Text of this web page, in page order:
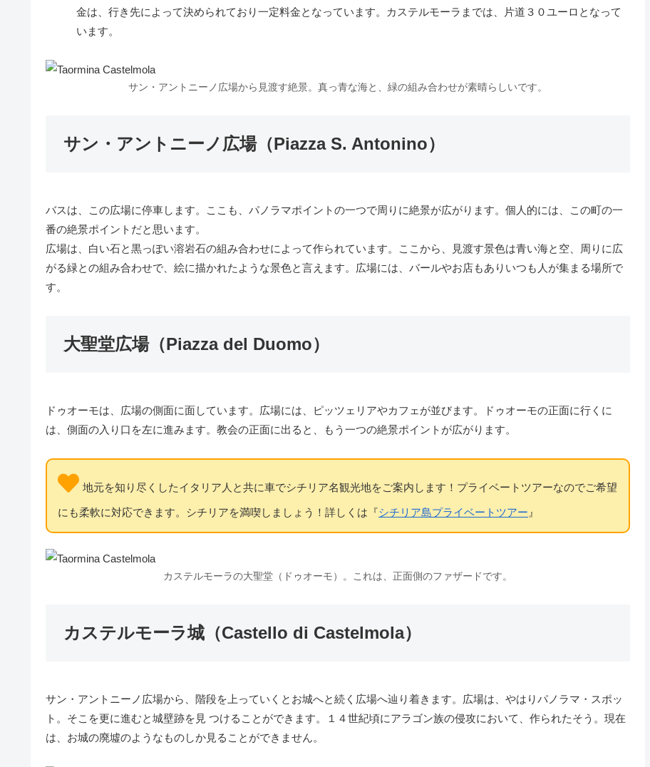
金は、行き先によって決められており一定料金となっています。カステルモーラまでは、片道３０ユーロとなって
います。
サン・アントニーノ広場から見渡す絶景。真っ青な海と、緑の組み合わせが素晴らしいです。
サン・アントニーノ広場（Piazza S. Antonino）
バスは、この広場に停車します。ここも、パノラマポイントの一つで周りに絶景が広がります。個人的には、この町の一
番の絶景ポイントだと思います。
広場は、白い石と黒っぽい溶岩石の組み合わせによって作られています。ここから、見渡す景色は青い海と空、周りに広
がる緑との組み合わせで、絵に描かれたような景色と言えます。広場には、バールやお店もありいつも人が集まる場所で
す。
大聖堂広場（Piazza del Duomo）
ドゥオーモは、広場の側面に面しています。広場には、ピッツェリアやカフェが並びます。ドゥオーモの正面に行くに
は、側面の入り口を左に進みます。教会の正面に出ると、もう一つの絶景ポイントが広がります。
地元を知り尽くしたイタリア人と共に車でシチリア名観光地をご案内します！プライベートツアーなのでご希望
にも柔軟に対応できます。シチリアを満喫しましょう！詳しくは『シチリア島プライベートツアー 』
カステルモーラの大聖堂（ドゥオーモ）。これは、正面側のファザードです。
カステルモーラ城（Castello di Castelmola）
サン・アントニーノ広場から、階段を上っていくとお城へと続く広場へ辿り着きます。広場は、やはりパノラマ・スポッ
ト。そこを更に進むと城壁跡を見 つけることができます。１４世紀頃にアラゴン族の侵攻において、作られたそう。現在
は、お城の廃墟のようなものしか見ることができません。